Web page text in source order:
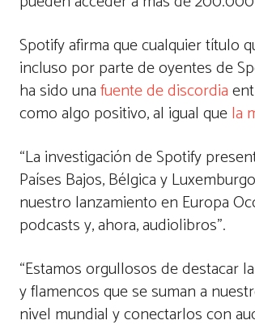
Spotify afirma que cualquier título
incluso por parte de oyentes de
ha sido unafuente de discordia
como algo positivo, al igual quela
“La investigación de Spotify
Países Bajos, Bélgica y
nuestro lanzamiento en Europa
podcasts y, ahora, audiolibros”.
“Estamos orgullosos de destacar
y flamencos que se suman a
nivel mundial y conectarlos con